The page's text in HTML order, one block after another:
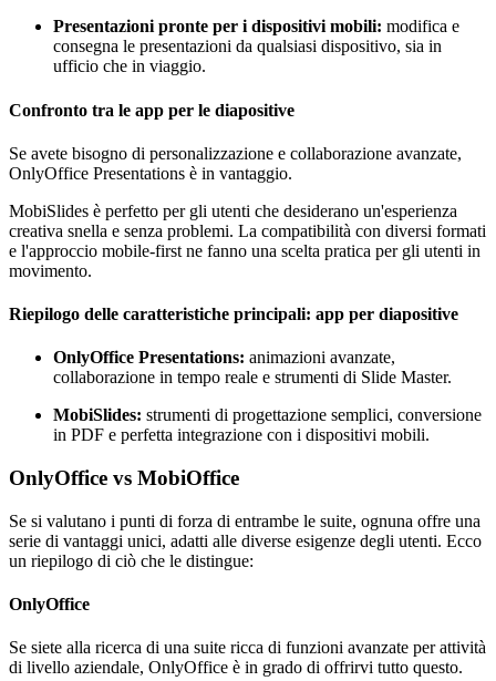
Presentazioni pronte per i dispositivi mobili: modifica e
consegna le presentazioni da qualsiasi dispositivo, sia in
ufficio che in viaggio.
Confronto tra le app per le diapositive
Se avete bisogno di personalizzazione e collaborazione avanzate,
OnlyOffice Presentations è in vantaggio.
MobiSlides è perfetto per gli utenti che desiderano un'esperienza
creativa snella e senza problemi. La compatibilità con diversi formati
e l'approccio mobile-first ne fanno una scelta pratica per gli utenti in
movimento.
Riepilogo delle caratteristiche principali: app per diapositive
OnlyOffice Presentations: animazioni avanzate,
collaborazione in tempo reale e strumenti di Slide Master.
MobiSlides: strumenti di progettazione semplici, conversione
in PDF e perfetta integrazione con i dispositivi mobili.
OnlyOffice vs MobiOffice
Se si valutano i punti di forza di entrambe le suite, ognuna offre una
serie di vantaggi unici, adatti alle diverse esigenze degli utenti. Ecco
un riepilogo di ciò che le distingue:
OnlyOffice
Se siete alla ricerca di una suite ricca di funzioni avanzate per attività
di livello aziendale, OnlyOffice è in grado di offrirvi tutto questo.